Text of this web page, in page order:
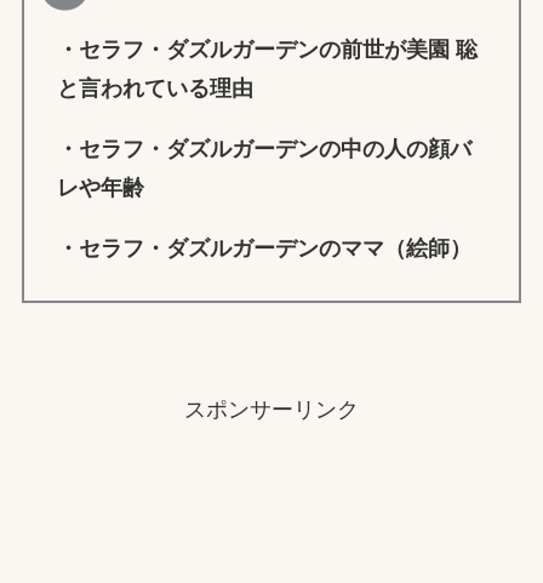
・ セラフ・ダズルガーデンの前世が美園 聡
と言われている理由
・ セラフ・ダズルガーデンの中の人の顔バ
レや年齢
・ セラフ・ダズルガーデンのママ（絵師）
スポンサーリンク